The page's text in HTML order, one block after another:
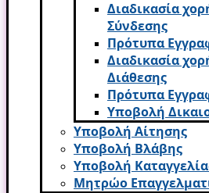
Διαδικασία
Σύνδεσης
Πρότυπα
Διαδικασία
Διάθεσης
Πρότυπα
Υποβολή
Υποβολή Αίτησης
Υποβολή Βλάβης
Υποβολή
Μητρώο